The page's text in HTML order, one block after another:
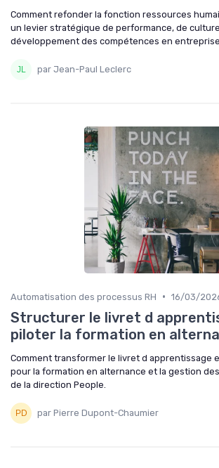
Comment refonder la fonction ressources
un levier stratégique de performance, de
développement des compétences en entreprise.
par Jean-Paul Leclerc
Automatisation des processus RH • 16/03/
Structurer le livret d
piloter la formation en
Comment transformer le livret d apprentissage
pour la formation en alternance et la gestion
de la direction People.
par Pierre Dupont-Chaumier